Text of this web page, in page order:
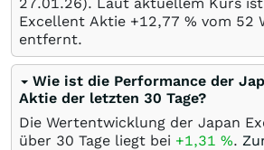
Excellent Aktie +12,77 % vom 52
entfernt.
Wie ist die Performance der
Aktie der letzten 30 Tage?
Die Wertentwicklung der Japan
über 30 Tage liegt bei +1,31 %.